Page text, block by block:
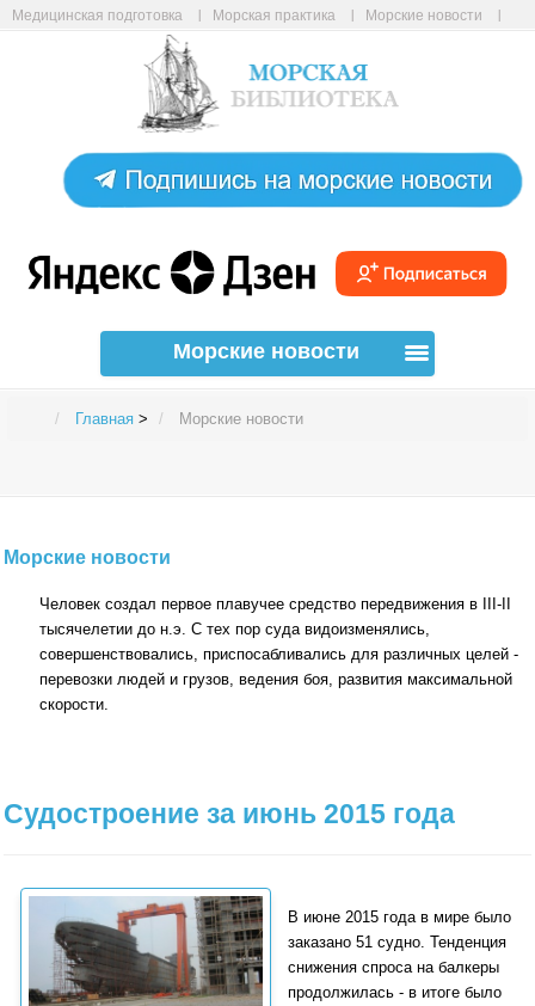
Медицинская подготовка Морская практика
Морские новости
Авиабилеты онлайн
Морские новости
Главная > Морские новости
Морские новости
Человек создал первое плавучее средство передвижения в III-II
тысячелетии до н.э. С тех пор суда видоизменялись,
совершенствовались, приспосабливались для различных целей -
перевозки людей и грузов, ведения боя, развития максимальной
скорости.
Судостроение за июнь 2015 года
В июне 2015 года в мире было
заказано 51 судно. Тенденция
снижения спроса на балкеры
продолжилась - в итоге было